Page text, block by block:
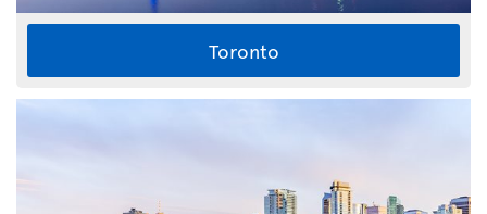
Toronto